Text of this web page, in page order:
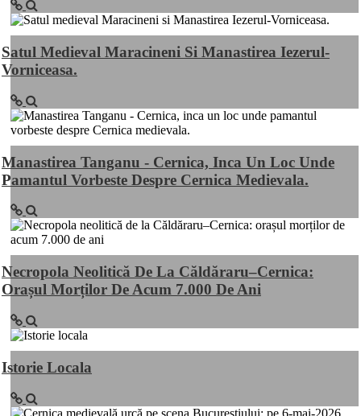
Satul Medieval Maracineni Si Manastirea Iezerul-
Vorniceasa.
Manastirea Tanganu - Cernica, Inca Un Loc Unde
Pamantul Vorbeste Despre Cernica Medievala.
Necropola Neolitică De La Căldăraru–Cernica:
Orașul Morților De Acum 7.000 De Ani
Istorie Locala